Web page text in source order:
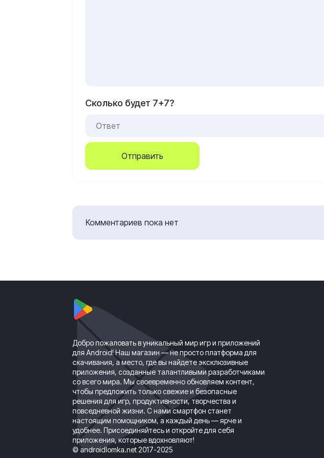
Сколько будет 7+7?
Отправить
Комментариев пока нет
Добро пожаловать в уникальный мир игр и приложений
для Android! Наш магазин — не просто платформа для
скачивания, а место, где вы найдете эксклюзивные
приложения, созданные талантливыми разработчиками
со всего мира. Мы своевременно обновляем контент,
чтобы предложить только свежие и безопасные
решения для игр, продуктивности, творчества и
повседневной жизни. С нами смартфон станет
настоящим помощником, а каждый день — ярче и
удобнее. Присоединяйтесь и откройте для себя
приложения, которые вдохновляют!
© androidlomka.net 2017-2025